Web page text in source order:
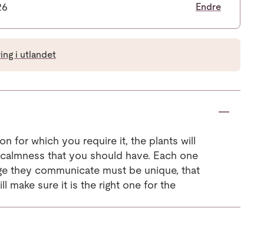
Endre
i utlandet
for which you require it, the plants will
that you should have. Each one
they communicate must be unique, that
make sure it is the right one for the